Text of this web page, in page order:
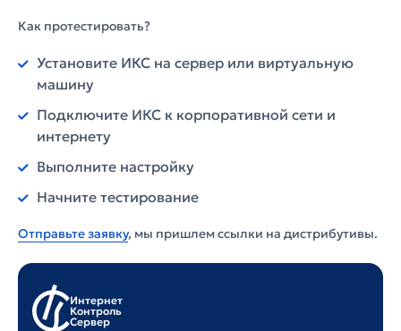
Как протестировать?
Установите ИКС на сервер или виртуальную
машину
Подключите ИКС к корпоративной сети и
интернету
Выполните настройку
Начните тестирование
Отправьте заявку, мы пришлем ссылки на дистрибутивы.
Интернет
Контроль
Сервер